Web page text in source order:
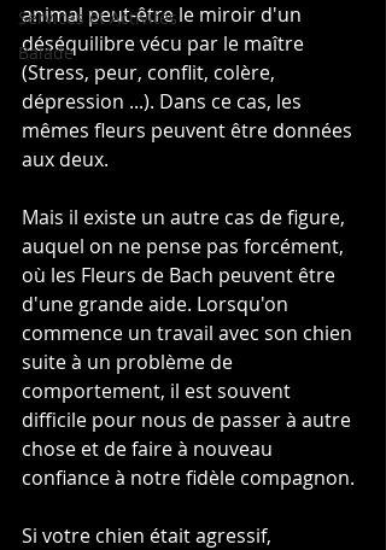
Services et Activités
Balade
animal peut-être le miroir d'un
déséquilibre vécu par le maître
(Stress, peur, conflit, colère,
dépression ...). Dans ce cas, les
mêmes fleurs peuvent être données
aux deux.
Mais il existe un autre cas de figure,
auquel on ne pense pas forcément,
où les Fleurs de Bach peuvent être
d'une grande aide. Lorsqu'on
commence un travail avec son chien
suite à un problème de
comportement, il est souvent
difficile pour nous de passer à autre
chose et de faire à nouveau
confiance à notre fidèle compagnon.
Si votre chien était agressif,